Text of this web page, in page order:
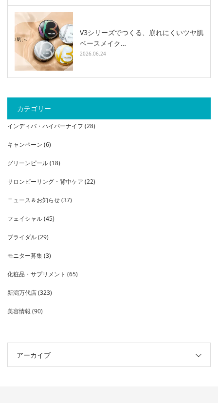
V3シリーズでつくる、崩れにくいツヤ肌
ベースメイク…
2026.06.24
カテゴリー
インディバ・ハイパーナイフ (28)
キャンペーン (6)
グリーンピール(18)
サロンピーリング・背中ケア (22)
ニュース＆お知らせ(37)
フェイシャル(45)
ブライダル(29)
モニター募集(3)
化粧品・サプリメント (65)
新潟万代店(323)
美容情報(90)
アーカイブ